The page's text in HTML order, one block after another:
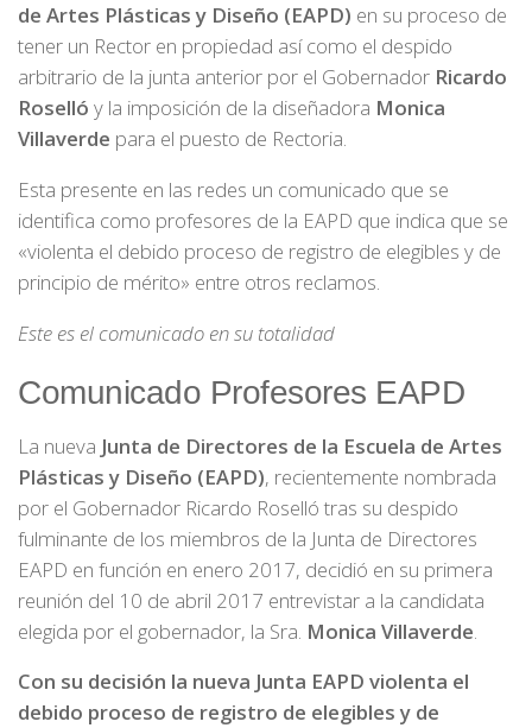
de Artes Plásticas y Diseño (EAPD) en su proceso de
tener un Rector en propiedad así como el despido
arbitrario de la junta anterior por el Gobernador Ricardo
Roselló y la imposición de la diseñadora Monica
Villaverde para el puesto de Rectoria.
Esta presente en las redes un comunicado que se
identifica como profesores de la EAPD que indica que se
«violenta el debido proceso de registro de elegibles y de
principio de mérito» entre otros reclamos.
Este es el comunicado en su totalidad
Comunicado Profesores EAPD
La nueva Junta de Directores de la Escuela de Artes
Plásticas y Diseño (EAPD), recientemente nombrada
por el Gobernador Ricardo Roselló tras su despido
fulminante de los miembros de la Junta de Directores
EAPD en función en enero 2017, decidió en su primera
reunión del 10 de abril 2017 entrevistar a la candidata
elegida por el gobernador, la Sra. Monica Villaverde
Con su decisión la nueva Junta EAPD violenta el
debido proceso de registro de elegibles y de